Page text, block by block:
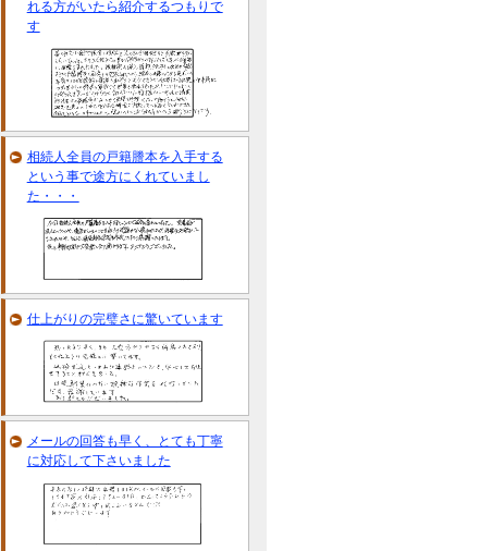
れる方がいたら紹介するつもりで
す
相続人全員の戸籍謄本を入手する
という事で途方にくれていまし
た・・・
仕上がりの完璧さに驚いています
メールの回答も早く、とても丁寧
に対応して下さいました